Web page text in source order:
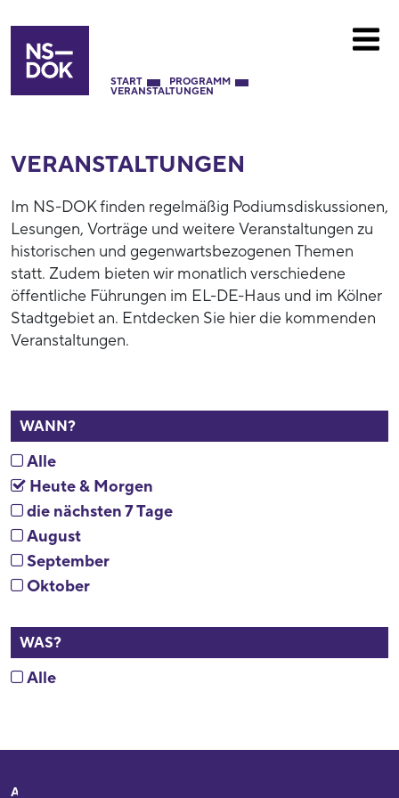
START PROGRAMM
VERANSTALTUNGEN
VERANSTALTUNGEN
Im NS-DOK finden regelmäßig Podiumsdiskussionen,
Lesungen, Vorträge und weitere Veranstaltungen zu
historischen und gegenwartsbezogenen Themen
statt. Zudem bieten wir monatlich verschiedene
öffentliche Führungen im EL-DE-Haus und im Kölner
Stadtgebiet an. Entdecken Sie hier die kommenden
Veranstaltungen.
WANN?
Alle
Heute & Morgen
die nächsten 7 Tage
August
September
Oktober
WAS?
Alle
Adresse